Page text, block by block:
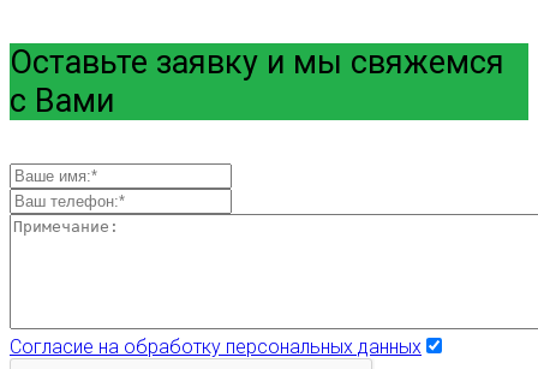
Оставьте заявку и мы свяжемся
с Вами
Согласие на обработку персональных данных